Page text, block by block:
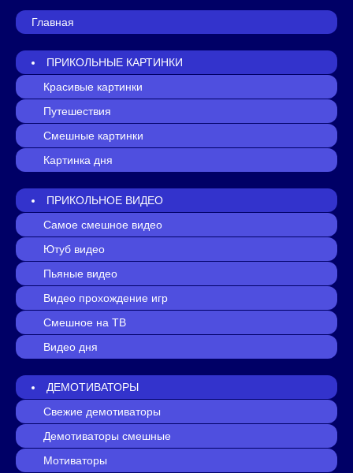
Главная
ПРИКОЛЬНЫЕ КАРТИНКИ
Красивые картинки
Путешествия
Смешные картинки
Картинка дня
ПРИКОЛЬНОЕ ВИДЕО
Самое смешное видео
Ютуб видео
Пьяные видео
Видео прохождение игр
Смешное на ТВ
Видео дня
ДЕМОТИВАТОРЫ
Свежие демотиваторы
Демотиваторы смешные
Мотиваторы